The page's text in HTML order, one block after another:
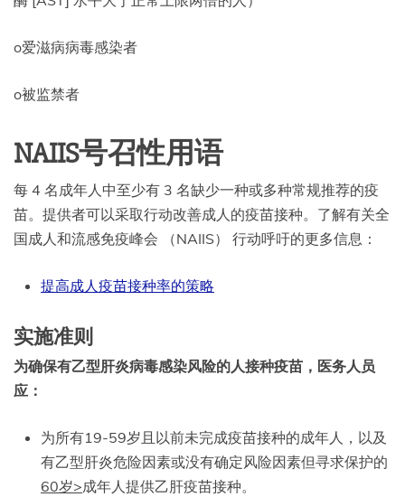
o爱滋病病毒感染者
o被监禁者
NAIIS号召性用语
每 4 名成年人中至少有 3 名缺少一种或多种常规推荐的疫
苗。提供者可以采取行动改善成人的疫苗接种。了解有关全
国成人和流感免疫峰会 （NAIIS） 行动呼吁的更多信息：
提高成人疫苗接种率的策略
实施准则
为确保有乙型肝炎病毒感染风险的人接种疫苗，医务人员
应：
为所有19-59岁且以前未完成疫苗接种的成年人，以及
有乙型肝炎危险因素或没有确定风险因素但寻求保护的
60岁>成年人提供乙肝疫苗接种。